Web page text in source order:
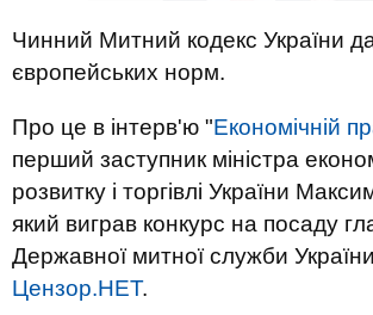
Чинний Митний кодекс України
європейських норм.
Про це в інтерв'ю "Економічній
перший заступник міністра
розвитку і торгівлі України
який виграв конкурс на посаду
Державної митної служби
Цензор.НЕТ.